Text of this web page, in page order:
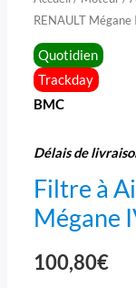
RENAULT Mégane
Quotidien
Trackday
BMC
Délais de
Filtre à
Mégane
100,80€